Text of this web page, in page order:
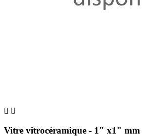
 
Vitre vitrocéramique - 1" x1" mm